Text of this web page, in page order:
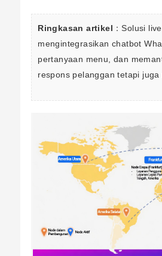
Ringkasan artikel ：Solusi
mengintegrasikan chatbot
pertanyaan menu, dan
respons pelanggan tetapi